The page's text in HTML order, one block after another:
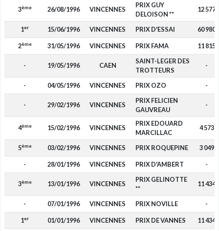
3ème 26/08/1996 VINCENNES
PRIX GUY
DELOISON **
12 577
1er 15/06/1996 VINCENNES PRIX D'ESSAI 60 980
2ème 31/05/1996 VINCENNES PRIX FAMA 11 815
- 19/05/1996 CAEN
SAINT-LEGER DES
TROTTEURS
-
- 04/05/1996 VINCENNES PRIX OZO -
- 29/02/1996 VINCENNES
PRIX FELICIEN
GAUVREAU
-
4ème 15/02/1996 VINCENNES
PRIX EDOUARD
MARCILLAC
4 573
5ème 03/02/1996 VINCENNES PRIX ROQUEPINE 3 049
- 28/01/1996 VINCENNES PRIX D'AMBERT -
3ème 13/01/1996 VINCENNES
PRIX GELINOTTE
**
11 434
- 07/01/1996 VINCENNES PRIX NOVILLE -
1er 01/01/1996 VINCENNES PRIX DE VANNES 11 434